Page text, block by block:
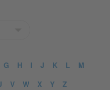
G H I J K L
M
V W X Y Z